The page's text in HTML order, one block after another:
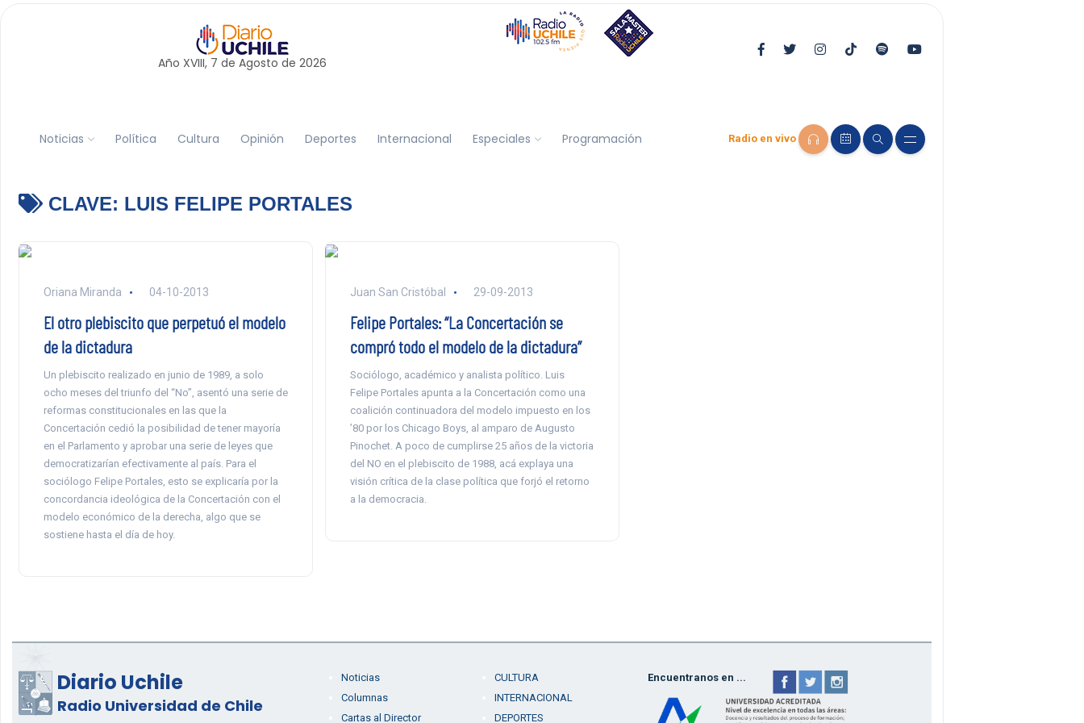
Año XVIII, 7 de Agosto de 2026
Noticias Política Cultura Opinión Deportes Internacional Especiales Programación Radio en vivo
CLAVE: LUIS FELIPE PORTALES
Oriana Miranda 04-10-2013
El otro plebiscito que perpetuó el modelo
de la dictadura
Un plebiscito realizado en junio de 1989, a solo
ocho meses del triunfo del “No”, asentó una serie de
reformas constitucionales en las que la
Concertación cedió la posibilidad de tener mayoría
en el Parlamento y aprobar una serie de leyes que
democratizarían efectivamente al país. Para el
sociólogo Felipe Portales, esto se explicaría por la
concordancia ideológica de la Concertación con el
modelo económico de la derecha, algo que se
sostiene hasta el día de hoy.
Juan San Cristóbal 29-09-2013
Felipe Portales: “La Concertación se
compró todo el modelo de la dictadura”
Sociólogo, académico y analista político. Luis
Felipe Portales apunta a la Concertación como una
coalición continuadora del modelo impuesto en los
’80 por los Chicago Boys, al amparo de Augusto
Pinochet. A poco de cumplirse 25 años de la victoria
del NO en el plebiscito de 1988, acá explaya una
visión crítica de la clase política que forjó el retorno
a la democracia.
Diario Uchile
Radio Universidad de Chile
Noticias
Columnas
Cartas al Director
CULTURA
INTERNACIONAL
DEPORTES
Encuentranos en ...